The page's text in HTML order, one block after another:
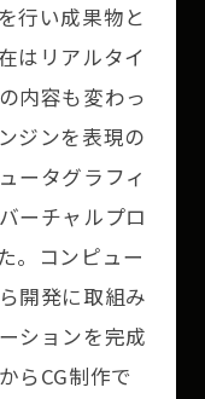
行い成果物と
はリアルタイ
内容も変わっ
ジンを表現の
ータグラフィ
ーチャルプロ
。コンピュー
開発に取組み
ションを完成
らCG制作で